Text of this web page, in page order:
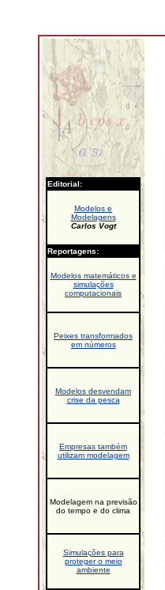
Editorial:
Modelos e
Modelagens
Carlos Vogt
Reportagens:
Modelos matemáticos e
simulações
computacionais
Peixes transformados
em números
Modelos desvendam
crise da pesca
Empresas também
utilizam modelagem
Modelagem na previsão
do tempo e do clima
Simulações para
proteger o meio
ambiente